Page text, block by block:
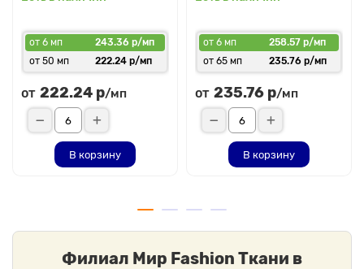
от 6 мп
243.36 р/мп
от 50 мп
222.24 р/мп
от 222.24 р/мп
В корзину
от 6 мп
258.57 р/мп
от 65 мп
235.76 р/мп
от 235.76 р/мп
В корзину
Филиал Мир Fashion Ткани в